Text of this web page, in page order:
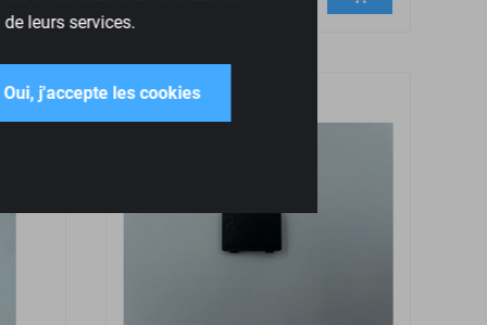
leurs services.
Oui, j'accepte les cookies